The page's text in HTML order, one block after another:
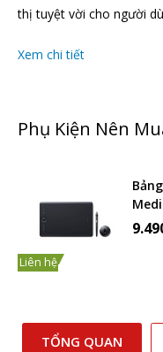
thị tuyệt vời cho người
Xem chi tiết
Phụ Kiện Nên
Liên hệ
TỔNG QUAN